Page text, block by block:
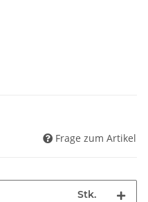
Frage zum Artikel
Stk.